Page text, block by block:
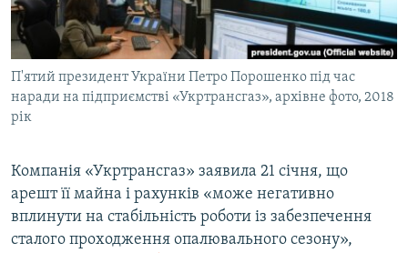
ВІДЕОУРОКИ «ELIFBE»
СВІДЧЕННЯ ОКУПАЦІЇ
УКРАЇНСЬКА ПРОБЛЕМА КРИМУ
Русский
Qırımtatar
ДОЛУЧАЙСЯ!
Усі сайти RFE/RL
П'ятий президент України Петро Порошенко під час
наради на підприємстві «Укртрансгаз», архівне фото, 2018
рік
Компанія «Укртрансгаз» заявила 21 січня, що
арешт її майна і рахунків «може негативно
вплинути на стабільність роботи із забезпечення
сталого проходження опалювального сезону»,